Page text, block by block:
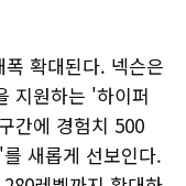
확대된다. 넥슨은
지원하는 '하이퍼
간에 경험치 500
새롭게 선보인다.